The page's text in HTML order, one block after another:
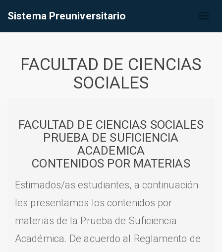
Sistema Preuniversitario
FACULTAD DE CIENCIAS
SOCIALES
FACULTAD DE CIENCIAS SOCIALES
PRUEBA DE SUFICIENCIA
ACADEMICA
CONTENIDOS POR MATERIAS
Estimados/as estudiantes, a continuación
les presentamos los contenidos por
materias de la Prueba de Suficiencia
Académica. De acuerdo al Reglamento de